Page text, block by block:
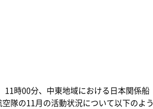
時00分、中東地域における日本関係船
隊の11月の活動状況について以下のよう